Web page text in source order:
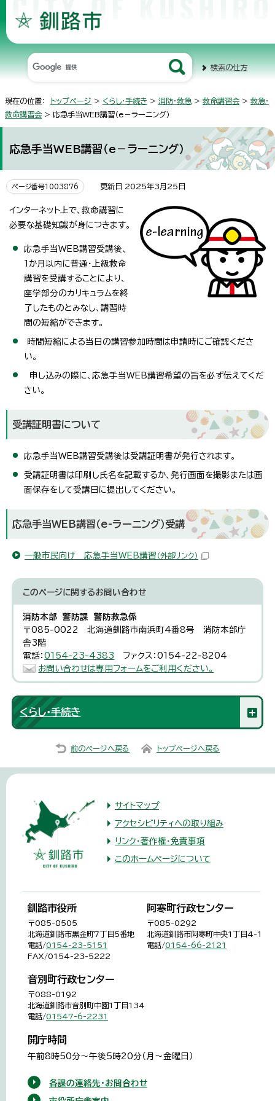
検索の仕方
現在の位置： トップページ > くらし・手続き > 消防・救急 > 救命講習会 > 救急・
救命講習会 > 応急手当WEB講習（e－ラーニング）
応急手当WEB講習（e－ラーニング）
ページ番号1003876 更新日 2025年3月25日
インターネット上で、救命講習に
必要な基礎知識が身につきます。
応急手当WEB講習受講後、
1か月以内に普通・上級救命
講習を受講することにより、
座学部分のカリキュラムを終
了したものとみなし、講習時
間の短縮ができます。
時間短縮による当日の講習参加時間は申請時にご確認くださ
い。
申し込みの際に、応急手当WEB講習希望の旨を必ず伝えてくだ
さい。
受講証明書について
応急手当WEB講習受講後は受講証明書が発行されます。
受講証明書は印刷し氏名を記載するか、発行画面を撮影または画
面保存をして受講日に提出してください。
応急手当WEB講習（e-ラーニング）受講
一般市民向け 応急手当WEB講習 （外部リンク）
このページに関するお問い合わせ
消防本部 警防課 警防救急係
〒085-0022 北海道釧路市南浜町4番8号 消防本部庁
舎3階
電話：0154-23-4383
ファクス：0154-22-8204
お問い合わせは専用フォームをご利用ください。
くらし・手続き
前のページへ戻る トップページへ戻る
サイトマップ
アクセシビリティへの取り組み
リンク・著作権・免責事項
このホームページについて
釧路市役所
〒085-8505
北海道釧路市黒金町7丁目5番地
電話/0154-23-5151
FAX/0154-23-5222
阿寒町行政センター
〒085-0292
北海道釧路市阿寒町中央1丁目4-1
電話/0154-66-2121
音別町行政センター
〒088-0192
北海道釧路市音別町中園1丁目134
電話/01547-6-2231
開庁時間
午前8時50分～午後5時20分（月～金曜日）
各課の連絡先・お問合わせ